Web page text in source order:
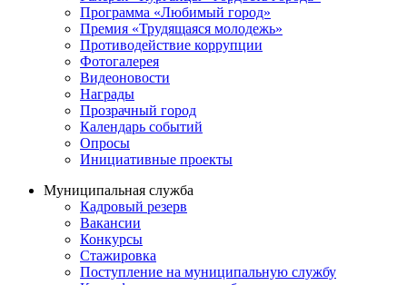
Программа «Любимый город»
Премия «Трудящаяся молодежь»
Противодействие коррупции
Фотогалерея
Видеоновости
Награды
Прозрачный город
Календарь событий
Опросы
Инициативные проекты
Муниципальная служба
Кадровый резерв
Вакансии
Конкурсы
Стажировка
Поступление на муниципальную службу